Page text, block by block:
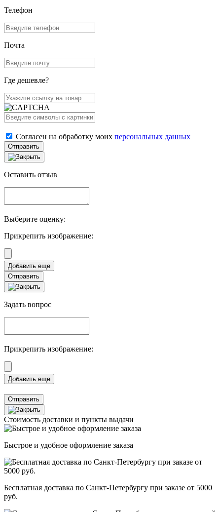
Телефон
Почта
Где дешевле?
Согласен на обработку моих персональных данных
Отправить
Оставить отзыв
Выберите оценку:
Прикрепить изображение:
Отправить
Задать вопрос
Прикрепить изображение:
Отправить
Стоимость доставки и пункты выдачи
Быстрое и удобное оформление заказа
Бесплатная доставка по Санкт-Петербургу при заказе от 5000
руб.